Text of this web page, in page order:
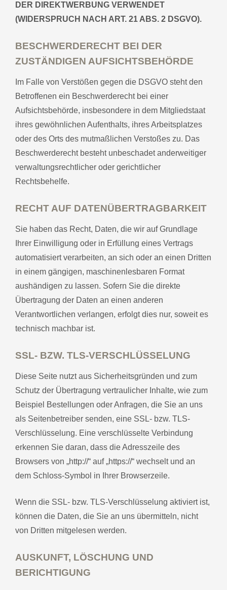
DER DIREKTWERBUNG VERWENDET
(WIDERSPRUCH NACH ART. 21 ABS. 2 DSGVO).
BESCHWERDERECHT BEI DER
ZUSTÄNDIGEN AUFSICHTSBEHÖRDE
Im Falle von Verstößen gegen die DSGVO steht den
Betroffenen ein Beschwerderecht bei einer
Aufsichtsbehörde, insbesondere in dem Mitgliedstaat
ihres gewöhnlichen Aufenthalts, ihres Arbeitsplatzes
oder des Orts des mutmaßlichen Verstoßes zu. Das
Beschwerderecht besteht unbeschadet anderweitiger
verwaltungsrechtlicher oder gerichtlicher
Rechtsbehelfe.
RECHT AUF DATENÜBERTRAGBARKEIT
Sie haben das Recht, Daten, die wir auf Grundlage
Ihrer Einwilligung oder in Erfüllung eines Vertrags
automatisiert verarbeiten, an sich oder an einen Dritten
in einem gängigen, maschinenlesbaren Format
aushändigen zu lassen. Sofern Sie die direkte
Übertragung der Daten an einen anderen
Verantwortlichen verlangen, erfolgt dies nur, soweit es
technisch machbar ist.
SSL- BZW. TLS-VERSCHLÜSSELUNG
Diese Seite nutzt aus Sicherheitsgründen und zum
Schutz der Übertragung vertraulicher Inhalte, wie zum
Beispiel Bestellungen oder Anfragen, die Sie an uns
als Seitenbetreiber senden, eine SSL- bzw. TLS-
Verschlüsselung. Eine verschlüsselte Verbindung
erkennen Sie daran, dass die Adresszeile des
Browsers von „http://“ auf „https://“ wechselt und an
dem Schloss-Symbol in Ihrer Browserzeile.
Wenn die SSL- bzw. TLS-Verschlüsselung aktiviert ist,
können die Daten, die Sie an uns übermitteln, nicht
von Dritten mitgelesen werden.
AUSKUNFT, LÖSCHUNG UND
BERICHTIGUNG